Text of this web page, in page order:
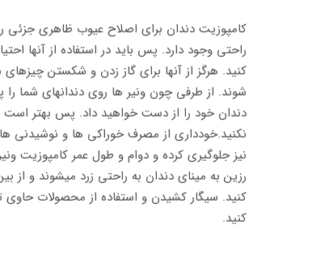
کامپوزیت دندان برای اصلاح عیوب ظاهری
راحتی وجود دارد. پس باید در استفاده از آنها
کنید. هرگز از آنها برای گاز زدن و شکستن
شوند. از طرفی چون ونیر ها روی دندانهای شما
دندان خود را از دست خواهید داد. پس بهتر است
نکنید.خودداری از مصرف خوراکی ها و نوشیدنی
نیز جلوگیری کرده و دوام و طول عمر کامپوزیت
رزین به مینای دندان به راحتی زرد میشوند و
کنید. سیگار کشیدن و استفاده از محصولات حاوی
کنید.